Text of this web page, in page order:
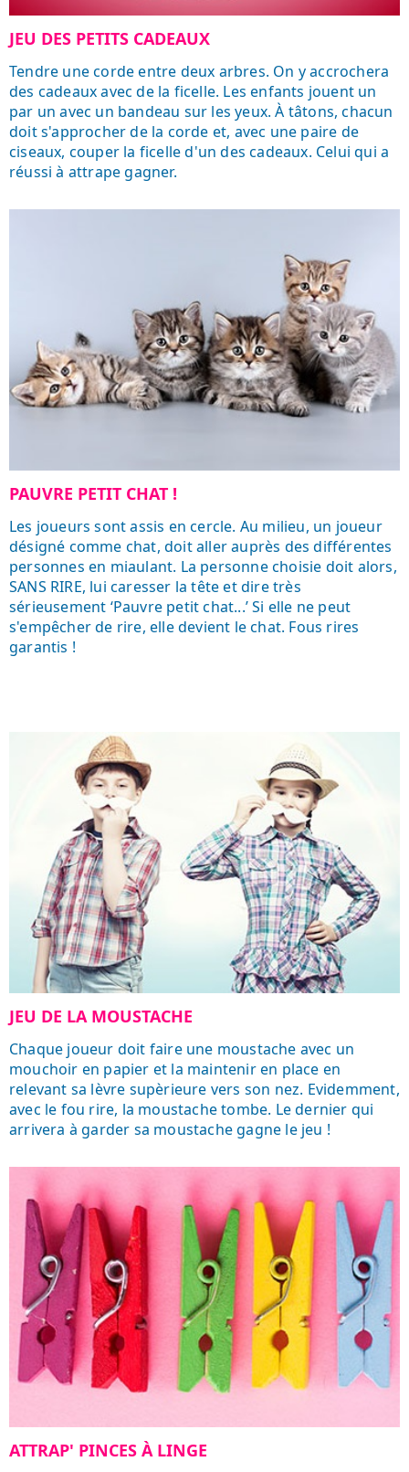
JEU DES PETITS CADEAUX
Tendre une corde entre deux arbres. On y accrochera
des cadeaux avec de la ficelle. Les enfants jouent un
par un avec un bandeau sur les yeux. À tâtons, chacun
doit s'approcher de la corde et, avec une paire de
ciseaux, couper la ficelle d'un des cadeaux. Celui qui a
réussi à attrape gagner.
PAUVRE PETIT CHAT !
Les joueurs sont assis en cercle. Au milieu, un joueur
désigné comme chat, doit aller auprès des différentes
personnes en miaulant. La personne choisie doit alors,
SANS RIRE, lui caresser la tête et dire très
sérieusement ‘Pauvre petit chat...’ Si elle ne peut
s'empêcher de rire, elle devient le chat. Fous rires
garantis !
JEU DE LA MOUSTACHE
Chaque joueur doit faire une moustache avec un
mouchoir en papier et la maintenir en place en
relevant sa lèvre supèrieure vers son nez. Evidemment,
avec le fou rire, la moustache tombe. Le dernier qui
arrivera à garder sa moustache gagne le jeu !
ATTRAP' PINCES À LINGE